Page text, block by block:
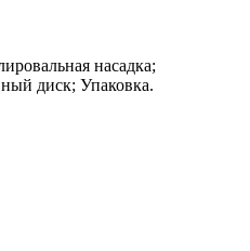
насадка;
диск; Упаковка.